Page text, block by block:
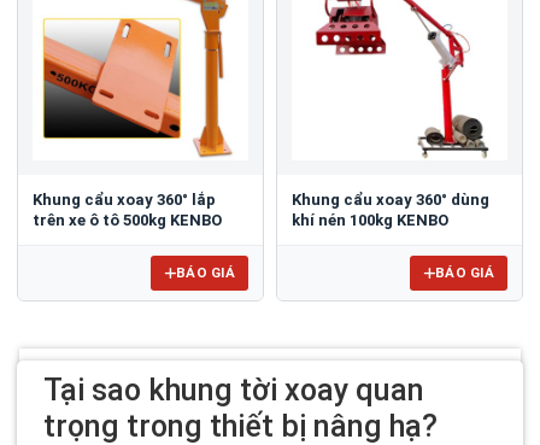
Khung cẩu xoay 360° lắp
trên xe ô tô 500kg KENBO
BÁO GIÁ
Khung cẩu xoay 360° dùng
khí nén 100kg KENBO
BÁO GIÁ
Tại sao khung tời xoay quan
trọng trong thiết bị nâng hạ?